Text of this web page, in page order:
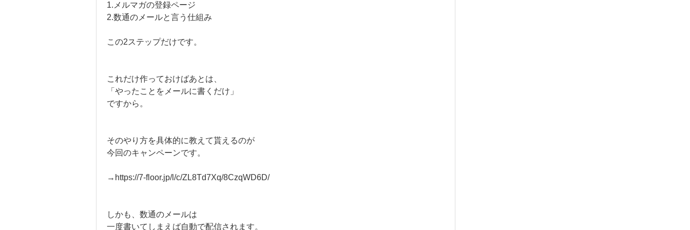
1.メルマガの登録ページ
2.数通のメールと言う仕組み
この2ステップだけです。
これだけ作っておけばあとは、
「やったことをメールに書くだけ」
ですから。
そのやり方を具体的に教えて貰えるのが
今回のキャンペーンです。
→https://7-floor.jp/l/c/ZL8Td7Xq/8CzqWD6D/
しかも、数通のメールは
一度書いてしまえば自動で配信されます。